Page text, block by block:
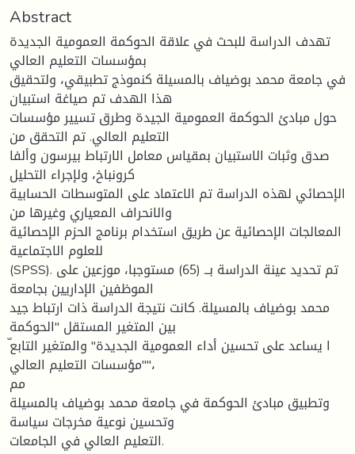
Abstract
تهدف الدراسة للبحث في علاقة الحوكمة العمومیة الجدیدة
بمؤسسات التعلیم العالي
في جامعة محمد بوضیاف بالمسیلة كنموذج تطبیقي، ولتحقیق
هذا الهدف تم صیاغة استبیان
حول مبادئ الحوكمة العمومیة الجیدة وطرق تسییر مؤسسات
التعلیم العالي. تم التحقق من
صدق وثبات الاستبیان بمقیاس معامل الارتباط بیرسون وألفا
كرونباخ، ولإجراء التحلیل
الإحصائي لهذه الدراسة تم الاعتماد على المتوسطات الحسابیة
والانحراف المعیاري وغیرها من
المعالجات الإحصائیة عن طریق استخدام برنامج الحزم الإحصائیة
للعلوم الاجتماعیة
(SPSS). تم تحدید عینة الدراسة بــ (65) مستوجبا، موزعین على
الموظفین الإداریین بجامعة
محمد بوضیاف بالمسیلة. كانت نتیجة الدراسة ذات ارتباط جید
بین المتغیر المستقل "الحوكمة
"مؤسسات التعلیم العالي"،
مم
وتطبیق مبادئ الحوكمة في جامعة محمد بوضیاف بالمسیلة
وتحسین نوعیة مخرجات سیاسة
التعلیم العالي في الجامعات.